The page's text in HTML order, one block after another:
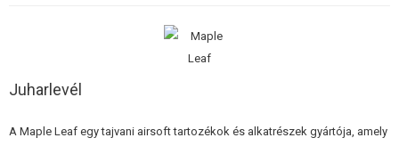
Juharlevél
A Maple Leaf egy tajvani airsoft tartozékok és alkatrészek gyártója, amely